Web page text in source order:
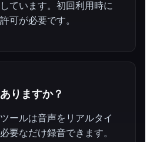
ています。初回利用時に
可が必要です。
りますか？
ールは音声をリアルタイ
要なだけ録音できます。